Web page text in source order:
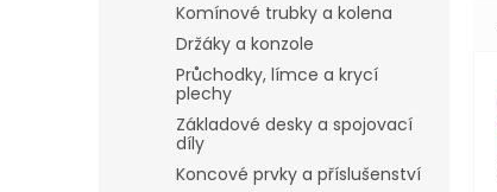
Komínové trubky a kolena
Držáky a konzole
Průchodky, límce a krycí
plechy
Základové desky a spojovací
díly
Koncové prvky a příslušenství